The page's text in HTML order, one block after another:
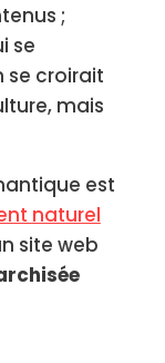
;
se
se croirait
mais
est
naturel
site web